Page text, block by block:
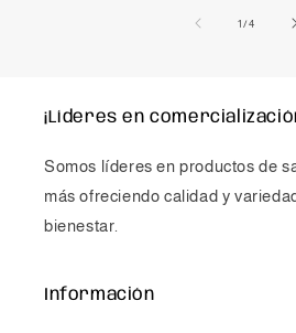
1/de
4
¡Líderes en
Somos líderes en productos de
más ofreciendo calidad y
bienestar.
Información